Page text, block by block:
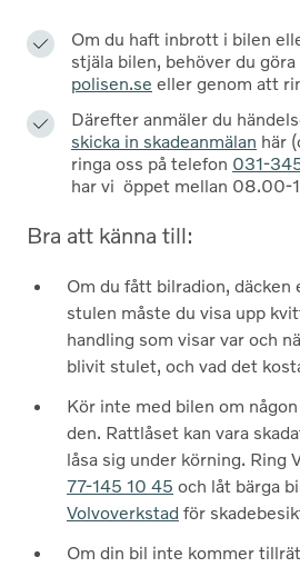
Om du haft inbrott i bilen
stjäla bilen, behöver du göra
polisen.se eller genom att
Därefter anmäler du
skicka in skadeanmälan här
ringa oss på telefon 031-
har vi öppet mellan 08.00-
Bra att känna till:
Om du fått bilradion, däcken
stulen måste du visa upp
handling som visar var och
blivit stulet, och vad det
Kör inte med bilen om
den. Rattlåset kan vara
låsa sig under körning. Ring
77-145 10 45 och låt bärga
Volvoverkstad för
Om din bil inte kommer